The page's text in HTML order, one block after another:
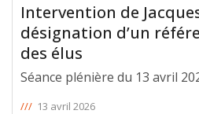
Intervention de
désignation d’un
des élus
Séance plénière du 13 avril
/// 13 avril 2026